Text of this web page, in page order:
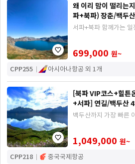
왜 이리 맘이 떨리는
파+북파) 장춘/백두
699,000 원~
CPP255 아시아나항공 외 1개
[북파 VIP코스+힐튼
+서파] 연길/백두산
백두산까지 가장 빠른
1,049,000 원~
CPP218 중국국제항공